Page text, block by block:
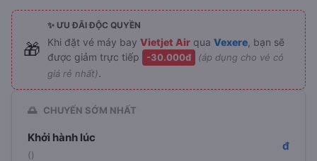
🎁
✨ ƯU ĐÃI ĐỘC QUYỀN
Khi đặt vé máy bay Vietjet Air qua Vexere , bạn sẽ
được giảm trực tiếp
-30.000đ
(áp dụng cho vé có
giá rẻ nhất).
🌅 CHUYẾN SỚM NHẤT
Khởi hành lúc
()
đ